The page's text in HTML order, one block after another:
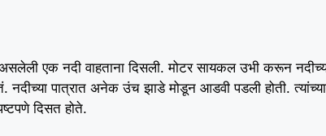
एक नदी वाहताना दिसली. मोटर सायकल उभी करून
नदीच्या पात्रात अनेक उंच झाडे मोडून आडवी पडली होती.
दिसत होते.